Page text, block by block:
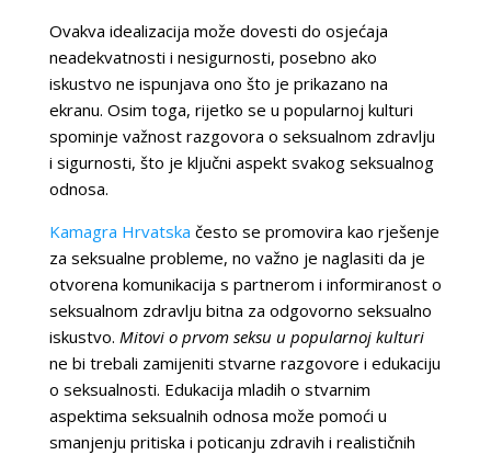
Ovakva idealizacija može dovesti do osjećaja
neadekvatnosti i nesigurnosti, posebno ako
iskustvo ne ispunjava ono što je prikazano na
ekranu. Osim toga, rijetko se u popularnoj kulturi
spominje važnost razgovora o seksualnom zdravlju
i sigurnosti, što je ključni aspekt svakog seksualnog
odnosa.
Kamagra Hrvatska često se promovira kao rješenje
za seksualne probleme, no važno je naglasiti da je
otvorena komunikacija s partnerom i informiranost o
seksualnom zdravlju bitna za odgovorno seksualno
iskustvo. Mitovi o prvom seksu u popularnoj kulturi
ne bi trebali zamijeniti stvarne razgovore i edukaciju
o seksualnosti. Edukacija mladih o stvarnim
aspektima seksualnih odnosa može pomoći u
smanjenju pritiska i poticanju zdravih i realističnih